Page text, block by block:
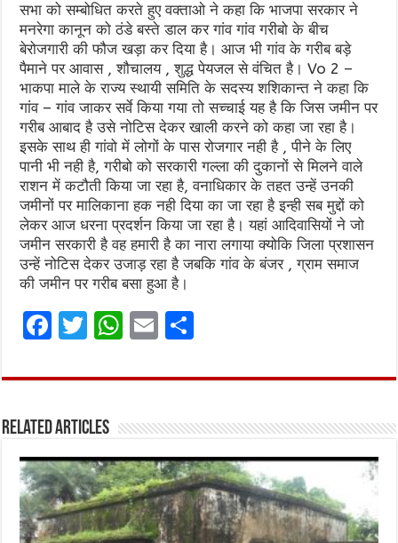
सभा को सम्बोधित करते हुए वक्ताओ ने कहा कि भाजपा सरकार ने
मनरेगा कानून को ठंडे बस्ते डाल कर गांव गांव गरीबो के बीच
बेरोजगारी की फौज खड़ा कर दिया है। आज भी गांव के गरीब बड़े
पैमाने पर आवास , शौचालय , शुद्ध पेयजल से वंचित है। Vo 2 –
भाकपा माले के राज्य स्थायी समिति के सदस्य शशिकान्त ने कहा कि
गांव – गांव जाकर सर्वे किया गया तो सच्चाई यह है कि जिस जमीन पर
गरीब आबाद है उसे नोटिस देकर खाली करने को कहा जा रहा है।
इसके साथ ही गांवो में लोगों के पास रोजगार नही है , पीने के लिए
पानी भी नही है, गरीबो को सरकारी गल्ला की दुकानों से मिलने वाले
राशन में कटौती किया जा रहा है, वनाधिकार के तहत उन्हें उनकी
जमीनों पर मालिकाना हक नही दिया का जा रहा है इन्ही सब मुद्दों को
लेकर आज धरना प्रदर्शन किया जा रहा है। यहां आदिवासियों ने जो
जमीन सरकारी है वह हमारी है का नारा लगाया क्योकि जिला प्रशासन
उन्हें नोटिस देकर उजाड़ रहा है जबकि गांव के बंजर , ग्राम समाज
की जमीन पर गरीब बसा हुआ है।
F
ce
o
o
k
T
it
r
W
at
A
p
p
E
ai ar
Related Articles